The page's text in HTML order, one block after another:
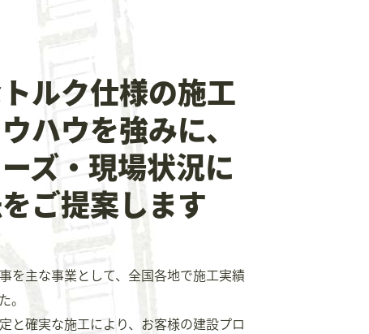
ルク仕様の施工
ハウを強みに、
ズ・現場状況に
ご提案します
を主な事業として、全国各地で施工実績
。
と確実な施工により、お客様の建設プロ